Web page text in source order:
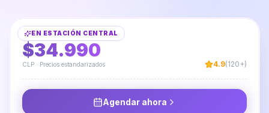
EN ESTACIÓN CENTRAL
DESDE
$34.990
CLP · Precios estandarizados 4.9(120+)
Agendar ahora